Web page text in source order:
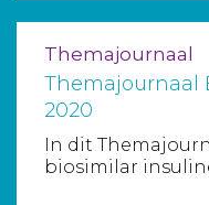
Themajournaal
Themajournaal
2020
In dit
biosimilar